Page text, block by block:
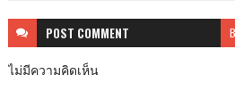
POST COMMENT
ไม่มีความคิดเห็น